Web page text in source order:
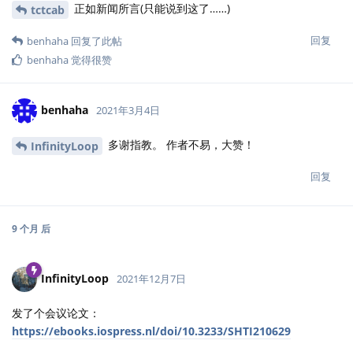
tctcab 正如新闻所言(只能说到这了……)
回复
benhaha 回复了此帖
benhaha觉得很赞
benhaha 2021年3月4日
InfinityLoop 多谢指教。 作者不易，大赞！
回复
9 个月 后
InfinityLoop 2021年12月7日
发了个会议论文：
https://ebooks.iospress.nl/doi/10.3233/SHTI210629